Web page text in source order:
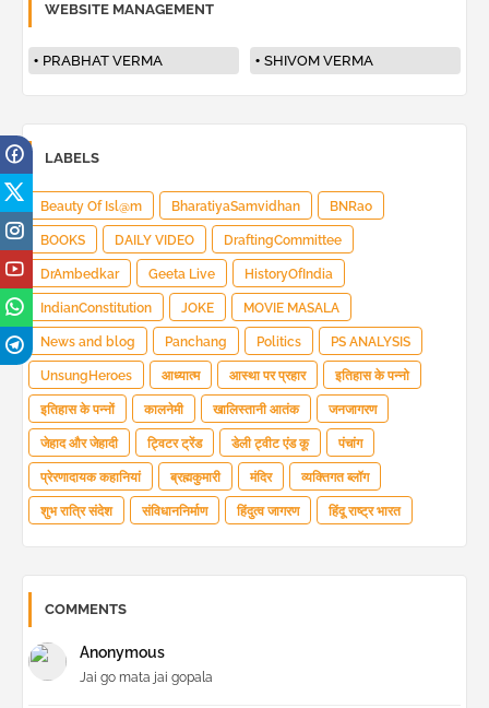
WEBSITE MANAGEMENT
PRABHAT VERMA SHIVOM VERMA
LABELS
Beauty Of Isl@m BharatiyaSamvidhan BNRao
BOOKS DAILY VIDEO DraftingCommittee
DrAmbedkar Geeta Live HistoryOfIndia
IndianConstitution JOKE MOVIE MASALA
News and blog Panchang Politics PS ANALYSIS
UnsungHeroes आध्यात्म आस्था पर प्रहार इतिहास के पन्नो
इतिहास के पन्नों कालनेमी खालिस्तानी आतंक जनजागरण
जेहाद और जेहादी ट्विटर ट्रेंड डेली ट्वीट एंड कू पंचांग
प्रेरणादायक कहानियां ब्रह्मकुमारी मंदिर व्यक्तिगत ब्लॉग
शुभ रात्रि संदेश संविधाननिर्माण हिंदुत्व जागरण हिंदू राष्ट्र भारत
COMMENTS
Anonymous
Jai go mata jai gopala